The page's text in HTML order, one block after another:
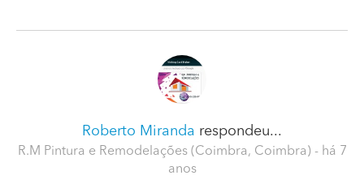
Roberto Miranda respondeu...
R.M Pintura e Remodelações (Coimbra, Coimbra) - há 7
anos